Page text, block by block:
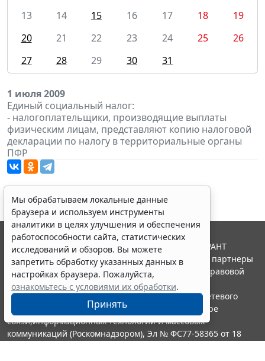
13
14 15 16 17 18
19
20
21 22 23 24 25
26
27
28 29 30 31
1 июля 2009
Единый социальный налог:
- налогоплательщики, производящие выплаты
физическим лицам, представляют копию налоговой
декларации по налогу в территориальные органы
ПФР
Мы обрабатываем локальные данные
браузера и используем инструменты
аналитики в целях улучшения и обеспечения
работоспособности сайта, статистических
исследований и обзоров. Вы можете
запретить обработку указанных данных в
настройках браузера. Пожалуйста,
ознакомьтесь с условиями их обработки.
Принять
© ООО "НПП "ГАРАНТ-СЕРВИС", 2026. Система ГАРАНТ
выпускается с 1990 года. Компания "Гарант" и ее партнеры
являются участниками Российской ассоциации правовой
информации ГАРАНТ.
Портал ГАРАНТ.РУ зарегистрирован в качестве сетевого
издания Федеральной службой по надзору в сфере
связи,информационных технологий и массовых
коммуникаций (Роскомнадзором), Эл № ФС77-58365 от 18